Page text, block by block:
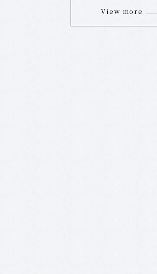
View more